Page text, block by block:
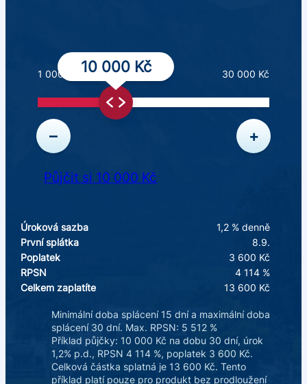
10 000 Kč
– +
1 000 Kč 30 000 Kč
Půjčit si 10 000 Kč
Úroková sazba
1,2 % denně
První splátka
8.9.
Poplatek
3 600 Kč
RPSN
4 114 %
Celkem zaplatíte
13 600 Kč
Minimální doba splácení 15 dní a maximální doba
splácení 30 dní. Max. RPSN: 5 512 %
Příklad půjčky: 10 000 Kč na dobu 30 dní, úrok
1,2% p.d., RPSN 4 114 %, poplatek 3 600 Kč.
Celková částka splatná je 13 600 Kč. Tento
příklad platí pouze pro produkt bez prodloužení